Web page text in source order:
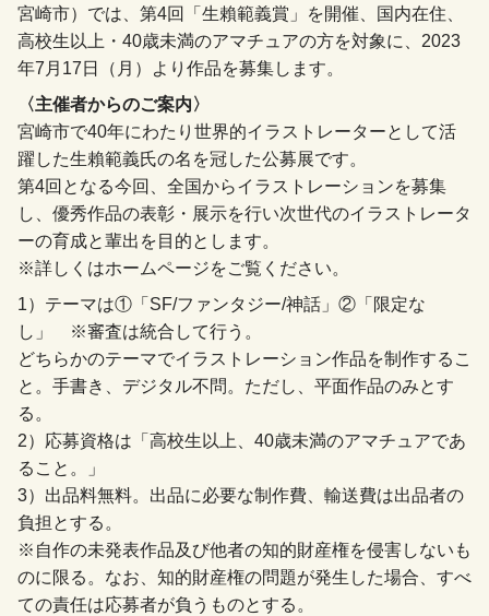
宮崎市）では、第4回「生賴範義賞」を開催、国内在住、
高校生以上・40歳未満のアマチュアの方を対象に、2023
年7月17日（月）より作品を募集します。
〈主催者からのご案内〉
宮崎市で40年にわたり世界的イラストレーターとして活
躍した生賴範義氏の名を冠した公募展です。
第4回となる今回、全国からイラストレーションを募集
し、優秀作品の表彰・展示を行い次世代のイラストレータ
ーの育成と輩出を目的とします。
※詳しくはホームページをご覧ください。
1）テーマは①「SF/ファンタジー/神話」②「限定な
し」 ※審査は統合して行う。
どちらかのテーマでイラストレーション作品を制作するこ
と。手書き、デジタル不問。ただし、平面作品のみとす
る。
2）応募資格は「高校生以上、40歳未満のアマチュアであ
ること。」
3）出品料無料。出品に必要な制作費、輸送費は出品者の
負担とする。
※自作の未発表作品及び他者の知的財産権を侵害しないも
のに限る。なお、知的財産権の問題が発生した場合、すべ
ての責任は応募者が負うものとする。